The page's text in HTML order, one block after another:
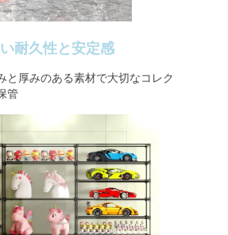
耐久性と安定感
と厚みのある素材で大切なコレク
管